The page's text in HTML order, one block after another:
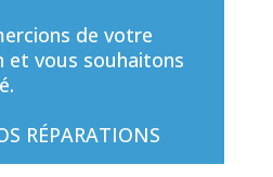
de votre
et vous souhaitons
RÉPARATIONS